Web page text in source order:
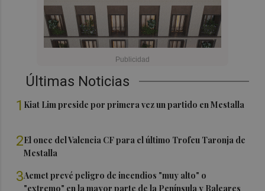
Últimas Noticias
1 Kiat Lim preside por primera vez un partido en Mestalla
2El once del Valencia CF para el último Trofeu Taronja de
Mestalla
3Aemet prevé peligro de incendios "muy alto" o
"extremo" en la mayor parte de la Península y Baleares